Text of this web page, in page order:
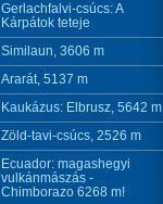
Gerlachfalvi-csúcs: A
Kárpátok teteje
Similaun, 3606 m
Ararát, 5137 m
Kaukázus: Elbrusz, 5642 m
Zöld-tavi-csúcs, 2526 m
Ecuador: magashegyi
vulkánmászás -
Chimborazo 6268 m!